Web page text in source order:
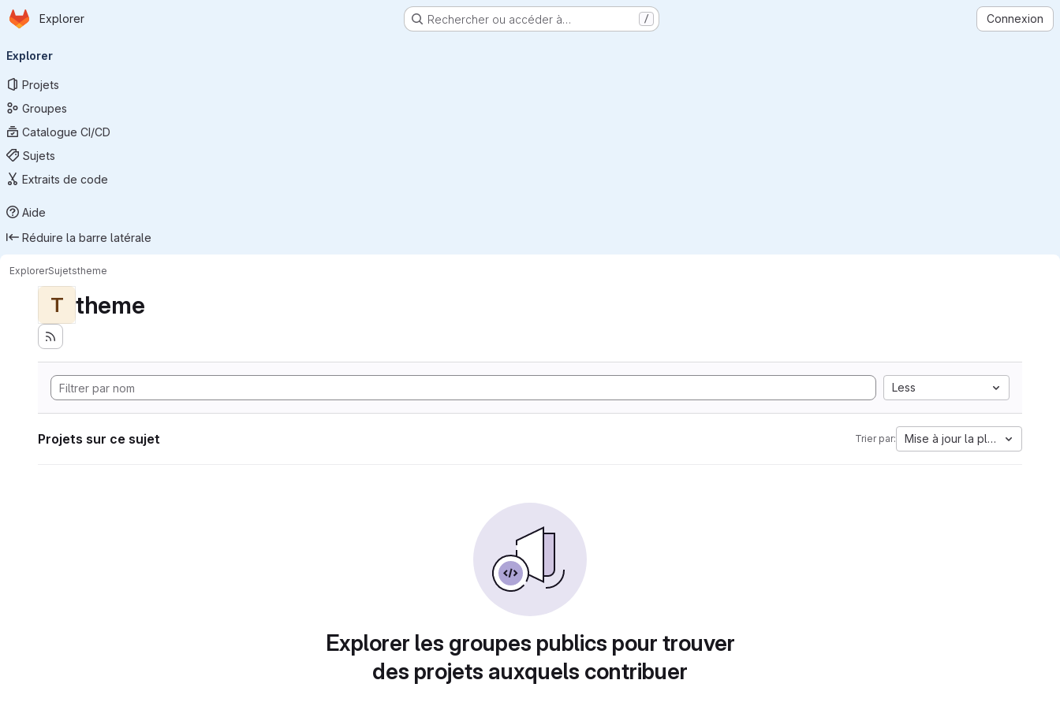
Passer au contenu principal
Page d'accueil
Explorer Rechercher ou accéder à… / Connexion
principale
Explorer
Projets
Groupes
Catalogue CI/CD
Sujets
Extraits de code
Aide
Réduire la barre latérale
ExplorerSujetstheme
T theme
Less
Projets sur ce sujet Trier par: Mise à jour la plus ancienne
Explorer les groupes publics pour trouver
des projets auxquels contribuer